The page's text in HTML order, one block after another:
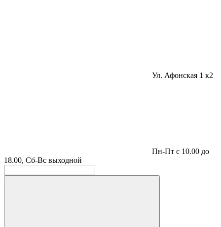
Ул. Афонская 1 к2
Пн-Пт с 10.00 до
18.00, Сб-Вс выходной